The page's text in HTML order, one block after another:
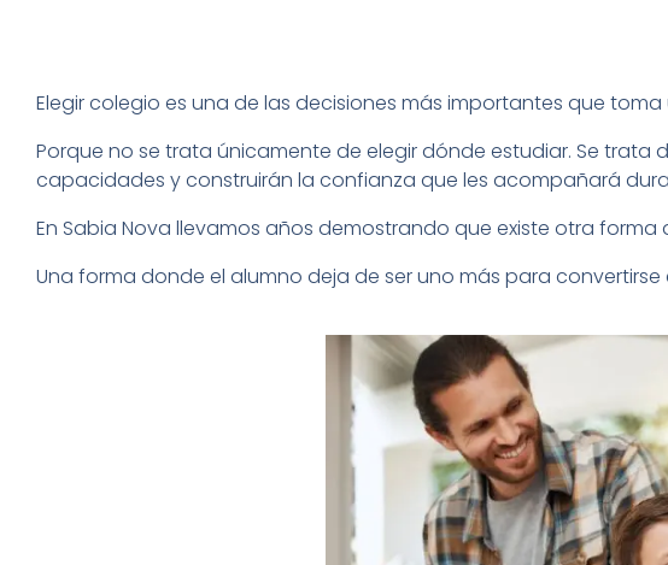
Elegir colegio es una de las decisiones más importantes que toma
Porque no se trata únicamente de elegir dónde estudiar. Se trata
capacidades y construirán la confianza que les acompañará
En Sabia Nova llevamos años demostrando que existe otra forma
Una forma donde el alumno deja de ser uno más para